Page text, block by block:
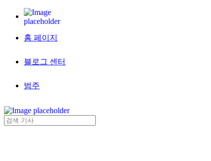
홈 페이지
블로그 센터
범주